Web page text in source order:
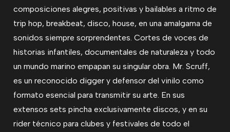
composiciones alegres, positivas y bailables a ritmo de
trip hop, breakbeat, disco, house, en una amalgama de
sonidos siempre sorprendentes. Cortes de voces de
historias infantiles, documentales de naturaleza y todo
un mundo marino empapan su singular obra. Mr. Scruff,
es un reconocido digger y defensor del vinilo como
formato esencial para transmitir su arte. En sus
extensos sets pincha exclusivamente discos, y en su
rider técnico para clubes y festivales de todo el